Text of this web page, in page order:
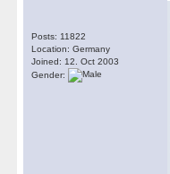
Posts: 11822
Location: Germany
Joined: 12. Oct 2003
Gender: